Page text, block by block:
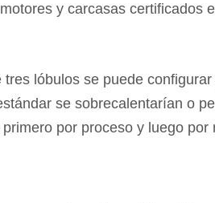
y carcasas certificados
lóbulos se puede
se sobrecalentarían o
por proceso y luego por